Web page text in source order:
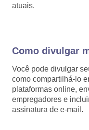
atuais.
Como divulgar
Você pode divulgar
como compartilhá-lo
plataformas online,
empregadores e
assinatura de e-mail.